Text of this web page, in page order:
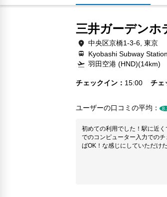
三井ガーデンホ
中央区京橋1-3-6, 東京
Kyobashi Subway
羽田空港 (HND)(14km)
チェックイン 15:00 チェ
ユーザーの口コミの平均：
初めての利用でした！駅に近
でのコンピューター入力での
ばOK！な感じにしていただけ